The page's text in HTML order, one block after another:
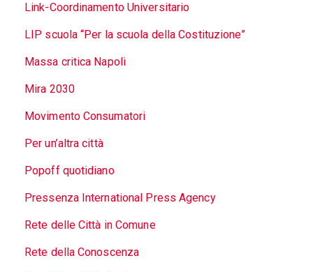
Link-Coordinamento Universitario
LIP scuola “Per la scuola della Costituzione”
Massa critica Napoli
Mira 2030
Movimento Consumatori
Per un’altra città
Popoff quotidiano
Pressenza International Press Agency
Rete delle Città in Comune
Rete della Conoscenza